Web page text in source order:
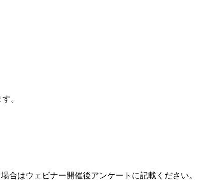
。
はウェビナー開催後アンケートに記載ください。